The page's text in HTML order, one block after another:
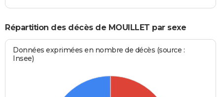
Répartition des décès de MOUILLET par sexe
Données exprimées en nombre de décès (source :
Insee)